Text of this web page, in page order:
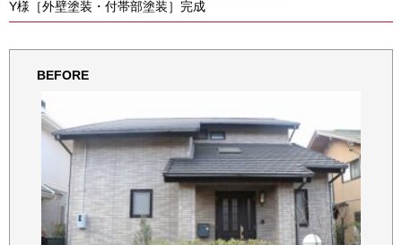
Y様［外壁塗装・付帯部塗装］完成
BEFORE